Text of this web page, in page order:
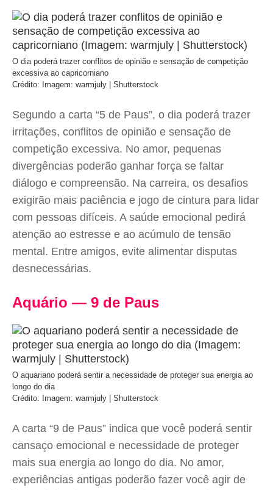
O dia poderá trazer conflitos de opinião e sensação de competição
excessiva ao capricorniano
Crédito: Imagem: warmjuly | Shutterstock
Segundo a carta “5 de Paus”, o dia poderá trazer
irritações, conflitos de opinião e sensação de
competição excessiva. No amor, pequenas
divergências poderão ganhar força se faltar
diálogo e compreensão. Na carreira, os desafios
exigirão mais paciência e jogo de cintura para lidar
com pessoas difíceis. A saúde emocional pedirá
atenção ao estresse e ao acúmulo de tensão
mental. Entre amigos, evite alimentar disputas
desnecessárias.
Aquário — 9 de Paus
O aquariano poderá sentir a necessidade de proteger sua energia ao
longo do dia
Crédito: Imagem: warmjuly | Shutterstock
A carta “9 de Paus” indica que você poderá sentir
cansaço emocional e necessidade de proteger
mais sua energia ao longo do dia. No amor,
experiências antigas poderão fazer você agir de